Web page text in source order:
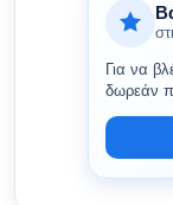
Για να
δωρεάν